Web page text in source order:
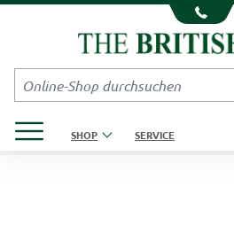
Kompletten Head der Seite überspringen
SHOP SERVICE